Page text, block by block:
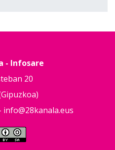
- Infosare
20
info@28kanala.eus